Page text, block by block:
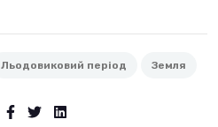
Льодовиковий період Земля